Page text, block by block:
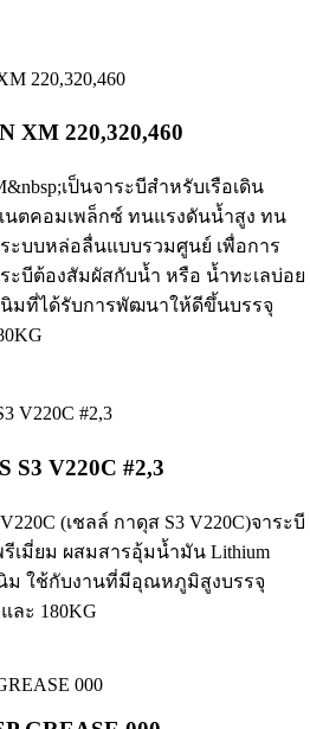
XM 220,320,460
เป็นจาระบีสำหรับเรือเดิน
ตคอมเพล็กซ์ ทนแรงดันน้ำสูง ทน
ะบบหล่อลื่นแบบรวมศูนย์ เพื่อการ
บีต้องสัมผัสกับน้ำ หรือ น้ำทะเลบ่อย
มที่ได้รับการพัฒนาให้ดีขึ้นบรรจุ
S3 V220C #2,3
(เชลล์ กาดุส S3 V220C)จาระบี
เมี่ยม ผสมสารอุ้มน้ำมัน Lithium
ม ใช้กับงานที่มีอุณหภูมิสูงบรรจุ
ละ 180KG